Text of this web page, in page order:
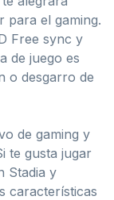
para el gaming.
Free sync y
de juego es
o desgarro de
de gaming y
te gusta jugar
Stadia y
características